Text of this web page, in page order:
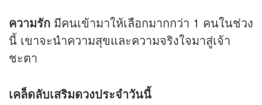
ความรัก มีคนเข้ามาให้เลือกมากกว่า 1 คนในช่วง
นี้ เขาจะนำความสุขและความจริงใจมาสู่เจ้า
ชะตา
เคล็ดลับเสริมดวงประจำวันนี้